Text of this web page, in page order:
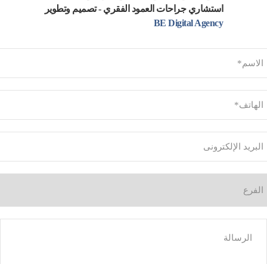
استشاري جراحات العمود الفقري - تصميم وتطوير
BE Digital Agency